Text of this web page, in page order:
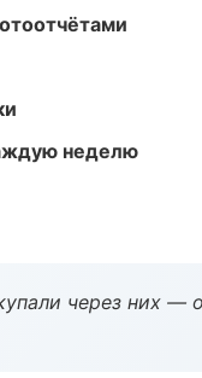
неделю
через них —